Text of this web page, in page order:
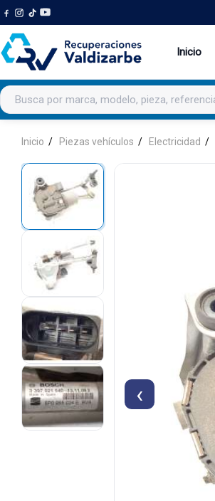
Inicio
Buscar productos
Inicio Piezas vehículos Electricidad
‹